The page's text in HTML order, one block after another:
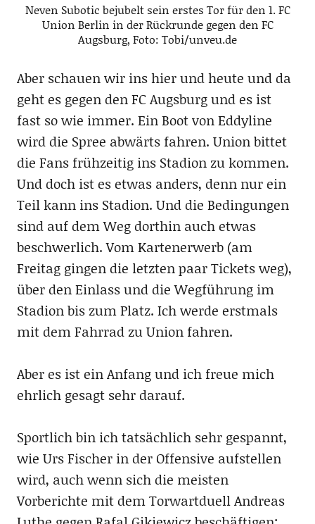
Neven Subotic bejubelt sein erstes Tor für den 1. FC
Union Berlin in der Rückrunde gegen den FC
Augsburg, Foto: Tobi/unveu.de
Aber schauen wir ins hier und heute und da
geht es gegen den FC Augsburg und es ist
fast so wie immer. Ein Boot von Eddyline
wird die Spree abwärts fahren. Union bittet
die Fans frühzeitig ins Stadion zu kommen.
Und doch ist es etwas anders, denn nur ein
Teil kann ins Stadion. Und die Bedingungen
sind auf dem Weg dorthin auch etwas
beschwerlich. Vom Kartenerwerb (am
Freitag gingen die letzten paar Tickets weg),
über den Einlass und die Wegführung im
Stadion bis zum Platz. Ich werde erstmals
mit dem Fahrrad zu Union fahren.
Aber es ist ein Anfang und ich freue mich
ehrlich gesagt sehr darauf.
Sportlich bin ich tatsächlich sehr gespannt,
wie Urs Fischer in der Offensive aufstellen
wird, auch wenn sich die meisten
Vorberichte mit dem Torwartduell Andreas